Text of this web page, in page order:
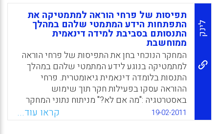
שיביאו ההשתלמויות לידע המקצועי שלהם בעוד
המורים הוותיקים למתמטיקה מעדיפים להשביח
את הידע המקצועי שלהם באופן שישפיע על
Lavy ).
WhatsApp
Facebook
Email
X
לינק
תפיסות של פרחי הוראה למתמטיקה את
התפתחות הידע המתמטי שלהם במהלך
התנסותם בסביבת למידה דינאמית
ממוחשבת
המחקר הנוכחי בחן את התפיסות של פרחי הוראה
למתמטיקה בנוגע לידע המתמטי שלהם במהלך
התנסות בלומדה דינאמית גיאומטרית. פרחי
ההוראה עסקו בפעילות חקר תוך שימוש
באסטרטגיה :"מה אם לא?" מניתוח נתוני המחקר
עולה כי פרחי ההוראה סבורים שהידע המתמטי
שלהם העמיק כתוצאה מהפעילות וכי ללומדה
19-02-2011 קראו עוד...